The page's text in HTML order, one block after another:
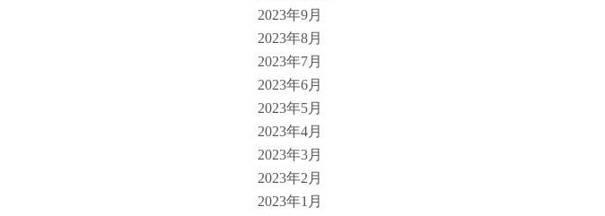
2023年9月
2023年8月
2023年7月
2023年6月
2023年5月
2023年4月
2023年3月
2023年2月
2023年1月